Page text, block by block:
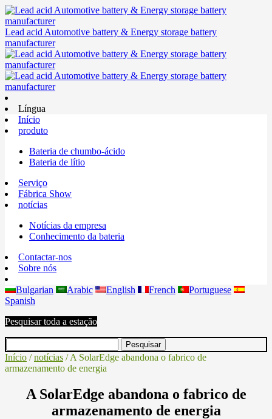
Lead acid Automotive battery & Energy storage battery
manufacturer
Língua
Início
produto
Bateria de chumbo-ácido
Bateria de lítio
Serviço
Fábrica Show
notícias
Notícias da empresa
Conhecimento da bateria
Contactar-nos
Sobre nós
Bulgarian Arabic English French
Portuguese
Spanish
Pesquisar toda a estação
Início /notícias / A SolarEdge abandona o fabrico de
armazenamento de energia
A SolarEdge abandona o fabrico de
armazenamento de energia